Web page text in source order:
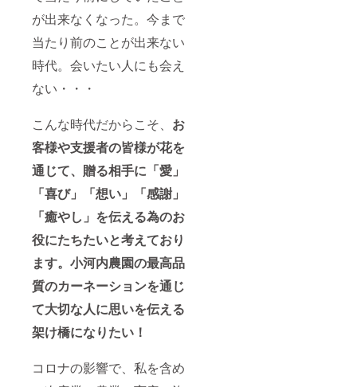
が出来なくなった。今まで
当たり前のことが出来ない
時代。会いたい人にも会え
ない・・・
こんな時代だからこそ、 お
客様や支援者の皆様が花を
通じて、贈る相手に「愛」
「喜び」「想い」「感謝」
「癒やし」を伝える為のお
役にたちたいと考えており
ます。小河内農園の最高品
質のカーネーションを通じ
て大切な人に思いを伝える
架け橋になりたい！
コロナの影響で、私を含め